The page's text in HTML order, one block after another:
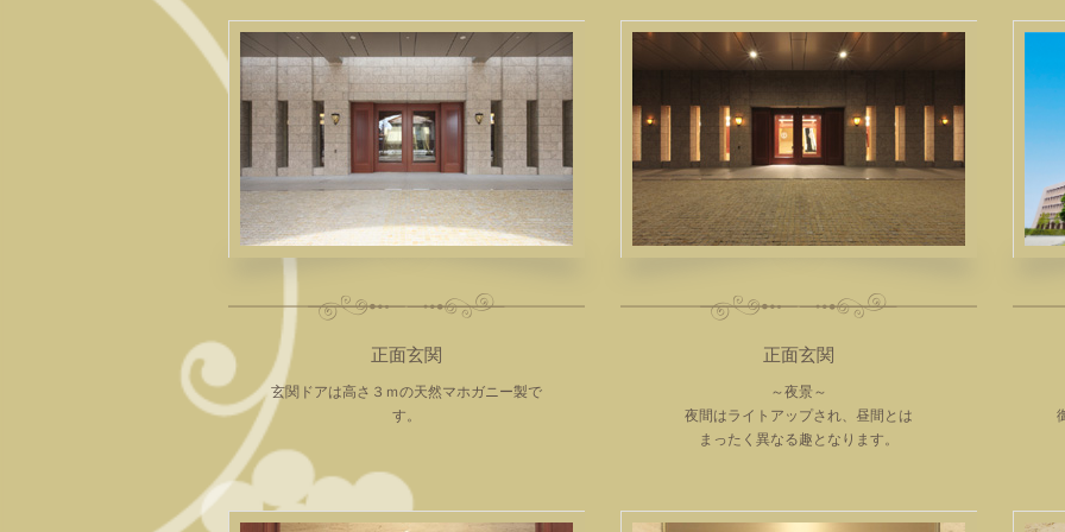
正面玄関
玄関ドアは高さ３ｍの天然マホガニー製で
す。
正面玄関
～夜景～
夜間はライトアップされ、昼間とは
まったく異なる趣となります。